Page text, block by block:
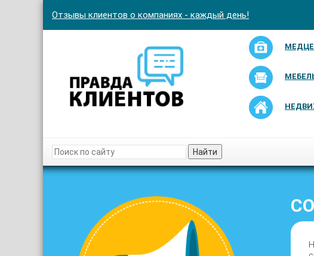
Отзывы клиентов о компаниях - каждый день!
Найти